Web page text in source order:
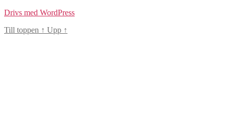
Drivs med WordPress
Till toppen ↑ Upp ↑